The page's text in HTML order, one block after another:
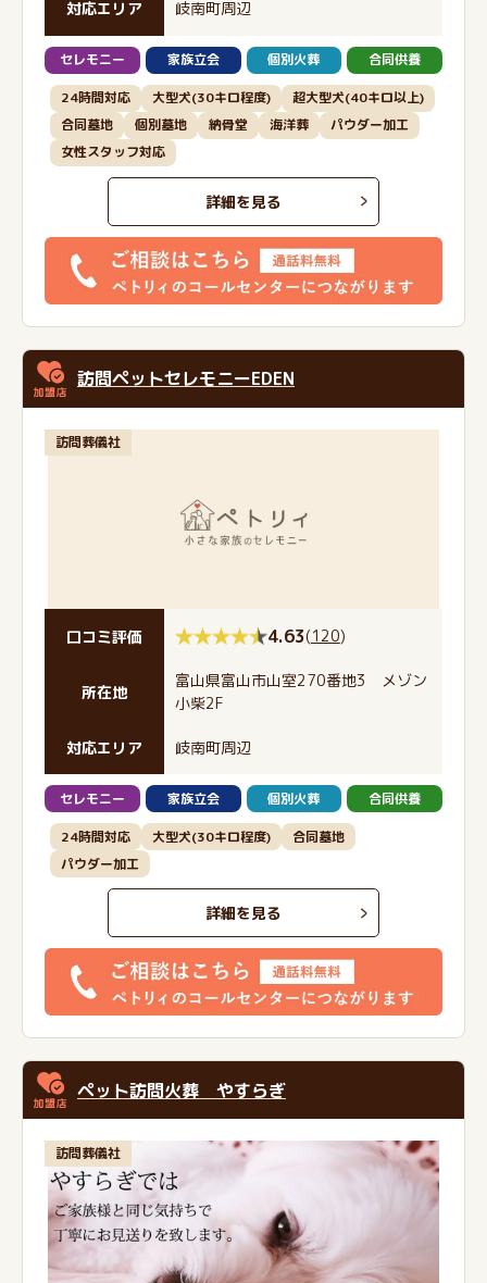
対応エリア 岐南町周辺
セレモニー 家族立会 個別火葬 合同供養
24時間対応 大型犬(30キロ程度)
超大型犬(40キロ以上)
合同墓地
個別墓地 納骨堂 海洋葬
パウダー加工
女性スタッフ対応
詳細を見る
訪問ペットセレモニーEDEN
訪問葬儀社
口コミ評価 4.63(120)
所在地
富山県富山市山室270番地3 メゾン
小柴2F
対応エリア 岐南町周辺
セレモニー 家族立会 個別火葬 合同供養
24時間対応 大型犬(30キロ程度)
合同墓地
パウダー加工
詳細を見る
ペット訪問火葬 やすらぎ
訪問葬儀社